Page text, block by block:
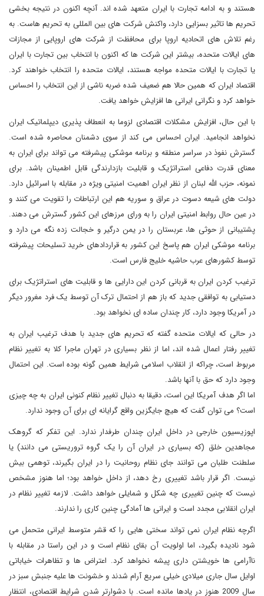
هستند و به ادامه تجارت با ایران متعهد شده اند. آنچه اکنون در نتیجه بخشی
تحریم ها تاثیر بسزایی دارد، واکنش شرکت های بین المللی به تحریم هاست. به
رغم تلاش های اتحادیه اروپا برای محافظت از شرکت های اروپایی از مجازات
های ایالات متحده، بیشتر این شرکت ها که اکنون با انتخاب بین تجارت با ایران
یا تجارت با ایالات متحده مواجه هستند، ایالات متحده را انتخاب خواهند کرد.
اقتصاد ایران که همین حالا هم ضعیف شده ضربه ناشی از این انتخاب را احساس
خواهد کرد و نگرانی ایرانی ها افزایش خواهد یافت.
با این حال، افزایش مشکلات اقتصادی لزوما به انعطاف پذیری دیپلماتیک ایران
نخواهد انجامید. ایران احساس می کند از سوی دشمنان محاصره شده است.
گسترش نفوذ در سراسر منطقه و برنامه موشکی پیشرفته می تواند برای ایران به
معنای قدرت دفاعی استراتژیک و قابلیت بازدارندگی قابل اطمینان باشد. برای
نمونه، حزب الله لبنان از نظر ایران اهمیت امنیتی ویژه در مقابله با اسرائیل دارد.
دولت های شیعه دسوت در عراق و سوریه هم این ارتباطات را تقویت می کنند و
در عین حال روابط امنیتی ایران را به ورای مرزهای این کشور گسترش می دهند.
پشتیبانی از حوثی ها، عربستان را در یمن درگیر و خجالت زده نگه می دارد و
برنامه موشکی ایران هم پاسخ این کشور به قراردادهای خرید تسلیحات پیشرفته
توسط کشورهای عرب حاشیه خلیج فارس است.
ترغیب کردن ایران به قربانی کردن این دارایی ها و قابلیت های استراتژیک برای
دستیابی به توافقی جدید که باز هم از احتمال ترک آن توسط یک فرد مغرور دیگر
در آمریکا وجود دارد، کار چندان ساده ای نخواهد بود.
در حالی که ایالات متحده گفته که تحریم های جدید با هدف ترغیب ایران به
تغییر رفتار اعمال شده اند، اما از نظر بسیاری در تهران ماجرا کلا به تغییر نظام
مربوط است، چراکه از انقلاب اسلامی شرایط همین گونه بوده است. این احتمال
وجود دارد که حق با آنها باشد.
اما اگر هدف آمریکا این است، دقیقا به دنبال تغییر نظام کنونی ایران به چه چیزی
است؟ می توان گفت که هیچ جایگزین واقع گرایانه ای برای آن وجود ندارد.
اپوزیسیون خارجی در داخل ایران چندان طرفدار ندارد. این تفکر که گروهک
مجاهدین خلق (که بسیاری در ایران آن را یک گروه تروریستی می دانند) یا
سلطنت طلبان می توانند جای نظام روحانیت را در ایران بگیرند، توهمی بیش
نیست. اگر قرار باشد تغییری رخ دهد، از داخل خواهد بود؛ اما هنوز مشخص
نیست که چنین تغییری چه شکل و شمایلی خواهد داشت. لازمه تغییر نظام در
ایران انقلابی مجدد است و ایرانی ها آمادگی چنین کاری را ندارند.
اگرچه نظام ایران نمی تواند سختی هایی را که قشر متوسط ایرانی متحمل می
شود نادیده بگیرد، اما اولویت آن بقای نظام است و در این راستا در مقابله با
ناآرامی ها خویشتن داری پیشه نخواهد کرد. اعتراض ها و تظاهرات خیاباتی
اوایل سال جاری میلادی خیلی سریع آرام شدند و خشونت ها علیه جنبش سبز در
سال 2009 هنوز در یادها مانده است. با دشوارتر شدن شرایط اقتصادی، انتظار